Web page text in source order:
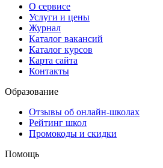
О сервисе
Услуги и цены
Журнал
Каталог вакансий
Каталог курсов
Карта сайта
Контакты
Образование
Отзывы об онлайн-школах
Рейтинг школ
Промокоды и скидки
Помощь